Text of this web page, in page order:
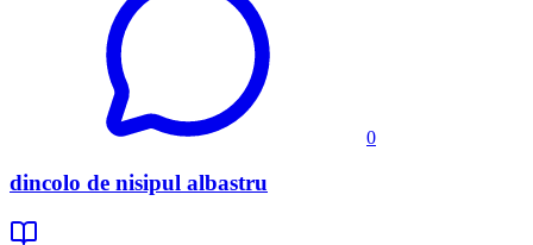
0
dincolo de nisipul albastru